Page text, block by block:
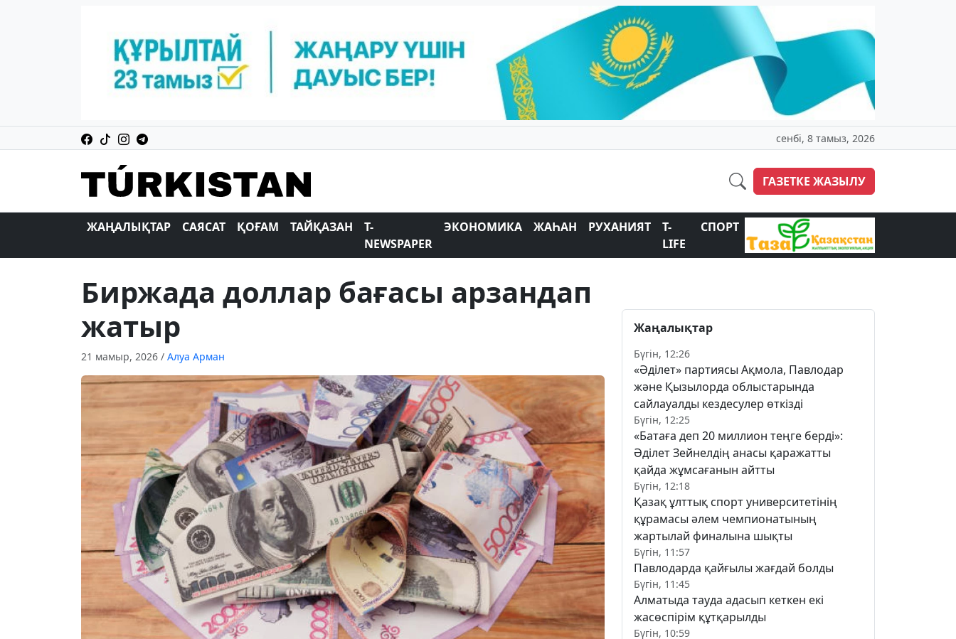
сенбі, 8 тамыз, 2026
ГАЗЕТКЕ ЖАЗЫЛУ
ЖАҢАЛЫҚТАР САЯСАТ ҚОҒАМ ТАЙҚАЗАН
T-
NEWSPAPER
ЭКОНОМИКА ЖАҺАН РУХАНИЯТ
T-
LIFE
СПОРТ
Биржада доллар бағасы арзандап
жатыр
21 мамыр, 2026 / Алуа Арман
Жаңалықтар
Бүгін, 12:26
«Әділет» партиясы Ақмола, Павлодар
және Қызылорда облыстарында
сайлауалды кездесулер өткізді
Бүгін, 12:25
«Батаға деп 20 миллион теңге берді»:
Әділет Зейнелдің анасы қаражатты
қайда жұмсағанын айтты
Бүгін, 12:18
Қазақ ұлттық спорт университетінің
құрамасы әлем чемпионатының
жартылай финалына шықты
Бүгін, 11:57
Павлодарда қайғылы жағдай болды
Бүгін, 11:45
Алматыда тауда адасып кеткен екі
жасөспірім құтқарылды
Бүгін, 10:59